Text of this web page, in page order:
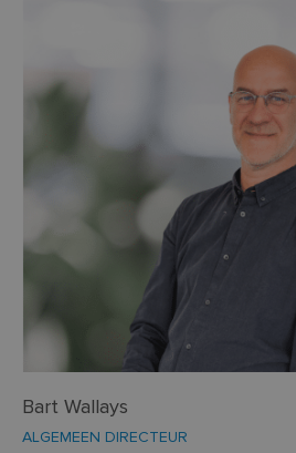
Bart Wallays
ALGEMEEN DIRECTEUR